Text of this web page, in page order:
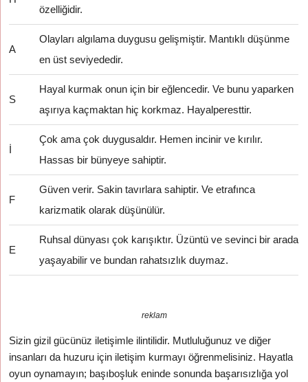
özelliğidir.
A
Olayları algılama duygusu gelişmiştir. Mantıklı düşünme
en üst seviyededir.
S
Hayal kurmak onun için bir eğlencedir. Ve bunu yaparken
aşırıya kaçmaktan hiç korkmaz. Hayalperesttir.
İ
Çok ama çok duygusaldır. Hemen incinir ve kırılır.
Hassas bir bünyeye sahiptir.
F
Güven verir. Sakin tavırlara sahiptir. Ve etrafınca
karizmatik olarak düşünülür.
E
Ruhsal dünyası çok karışıktır. Üzüntü ve sevinci bir arada
yaşayabilir ve bundan rahatsızlık duymaz.
reklam
Sizin gizil gücünüz iletişimle ilintilidir. Mutluluğunuz ve diğer
insanları da huzuru için iletişim kurmayı öğrenmelisiniz. Hayatla
oyun oynamayın; başıboşluk eninde sonunda başarısızlığa yol